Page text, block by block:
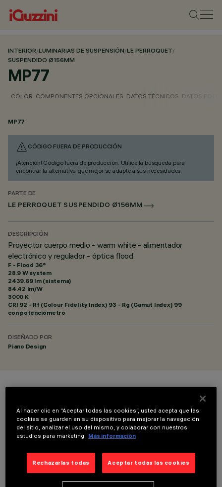
INTERIOR/LUMINARIAS DE SUSPENSIÓN/LE PERROQUET/
SUSPENDIDO Ø156MM
MP77
COLOR COMPONENTES OPCIONALES DATOS TÉCNICOS DATOS
MP77
CÓDIGO FUERA DE PRODUCCIÓN
¡Atención! Código fuera de producción. Utilice la búsqueda para
encontrar la alternativa que mejor se adapte a sus necesidades.
PARTE DE
LE PERROQUET SUSPENDIDO Ø156MM
DESCRIPCIÓN
Proyector cuerpo medio - warm white - alimentador
electrónico y regulador - óptica flood
F - Flood 36°
28.9 W system
2439.69 lm (sistema)
84.42 lm/W
3000 K
CRI 92 - Rf (Colour Fidelity Index) 93 - Rg (Gamut Index) 99
con potenciómetro
DISEÑADO POR
Piano Design
COMPONENTES OPCIONALES
Al hacer clic en “Aceptar todas las cookies”, usted acepta que las
cookies se guarden en su dispositivo para mejorar la navegación
del sitio, analizar el uso del mismo, y colaborar con nuestros
estudios para marketing. Más información
Rechazarlas todas Aceptar todas las cookies